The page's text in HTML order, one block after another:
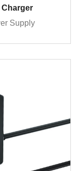
Charger
Supply